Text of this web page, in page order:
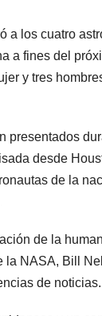
a los cuatro
a fines del
y tres
presentados
desde
de la
de la
la NASA, Bill
de noticias.